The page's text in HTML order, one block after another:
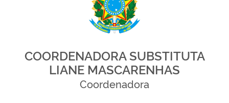
COORDENADORA SUBSTITUTA
LIANE MASCARENHAS
Coordenadora